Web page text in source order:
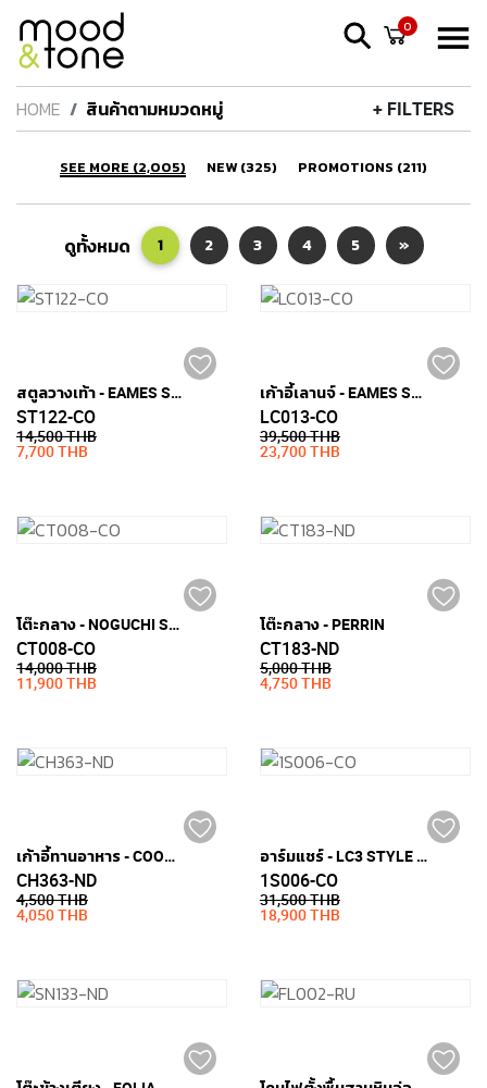
0
HOME สินค้าตามหมวดหมู่ + FILTERS
SEE MORE (2,005) NEW (325) PROMOTIONS (211)
ดูทั้งหมด 1 2 3 4 5 »
สตูลวางเท้า - EAMES STYLE (หนังแท้)
ST122-CO
14,500 THB
7,700 THB
เก้าอี้เลานจ์ - EAMES STYLE (หนังแท้)
LC013-CO
39,500 THB
23,700 THB
โต๊ะกลาง - NOGUCHI STYLE (กระจกเทมเปอร์หนา 19มม.)
CT008-CO
14,000 THB
11,900 THB
โต๊ะกลาง - PERRIN
CT183-ND
5,000 THB
4,750 THB
เก้าอี้ทานอาหาร - COOPER
CH363-ND
4,500 THB
4,050 THB
อาร์มแชร์ - LC3 STYLE (หนัง PU)
1S006-CO
31,500 THB
18,900 THB